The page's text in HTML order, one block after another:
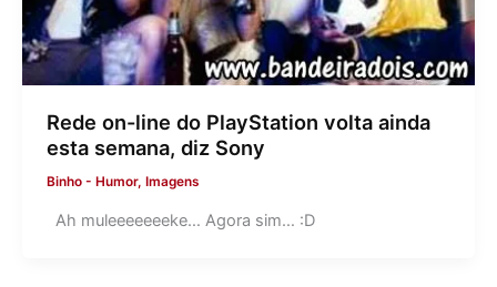
Rede on-line do PlayStation volta ainda
esta semana, diz Sony
Binho - Humor, Imagens
Ah muleeeeeeeke… Agora sim… :D